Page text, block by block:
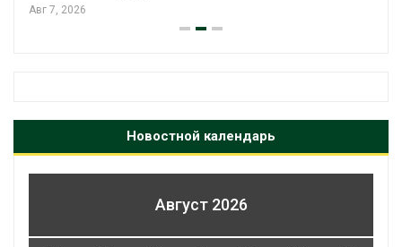
Авг 7, 2026
Новостной календарь
Август 2026